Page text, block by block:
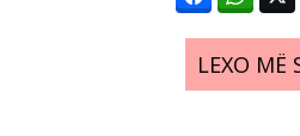
LEXO MË